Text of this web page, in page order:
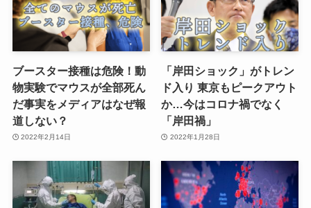
ブースター接種は危険！動
物実験でマウスが全部死ん
だ事実をメディアはなぜ報
道しない？
2022年2月14日
「岸田ショック」がトレン
ド入り 東京もピークアウト
か…今はコロナ禍でなく
「岸田禍」
2022年1月28日